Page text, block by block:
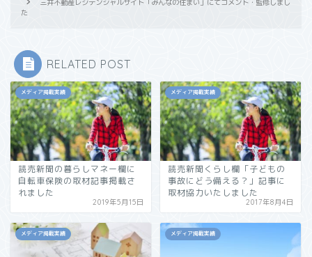
三井不動産レジデンシャルサイト「みんなの住まい」にてコメント・監修しまし
た
RELATED POST
メディア掲載実績
読売新聞の暮らしマネー欄に
自転車保険の取材記事掲載さ
れました
2019年5月15日
メディア掲載実績
読売新聞くらし欄「子どもの
事故にどう備える？」記事に
取材協力いたしました
2017年8月4日
メディア掲載実績 メディア掲載実績